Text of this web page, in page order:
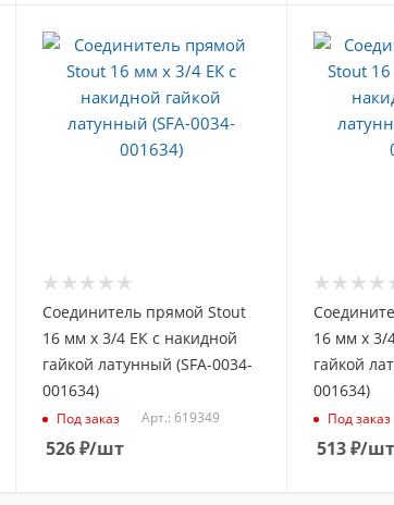
Соединитель прямой Stout
16 мм х 3/4 ЕК с накидной
гайкой латунный (SFA-0034-
001634)
Под заказ Арт.: 619349
526₽/шт
16 мм х 3/
гайкой
001634)
Под заказ
513₽/шт